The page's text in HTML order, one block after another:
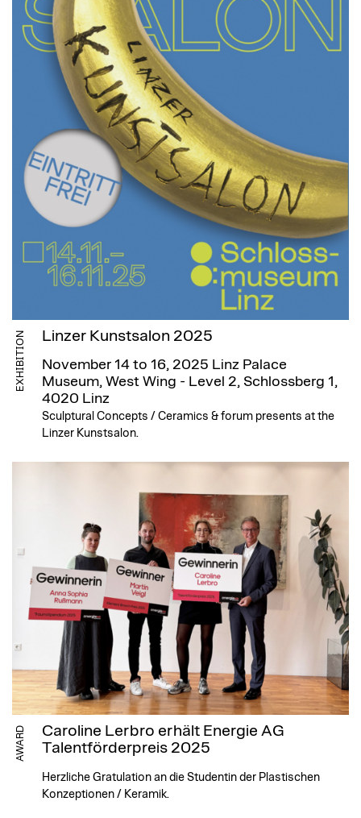
EXHIBITION Linzer Kunstsalon 2025
November 14 to 16, 2025 Linz Palace
Museum, West Wing - Level 2, Schlossberg 1,
4020 Linz
Sculptural Concepts / Ceramics & forum presents at the
Linzer Kunstsalon.
AWARD
Caroline Lerbro erhält Energie AG
Talentförderpreis 2025
Herzliche Gratulation an die Studentin der Plastischen
Konzeptionen / Keramik.